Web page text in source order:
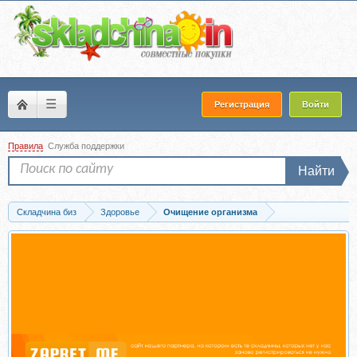
☰ Регистрация Войти
Правила Служба поддержки
Найти
Складчина биз Здоровье
Очищение организма
Запись Диета биохакеров. 14-дневная перезагрузка организма с FMD (Наталья...